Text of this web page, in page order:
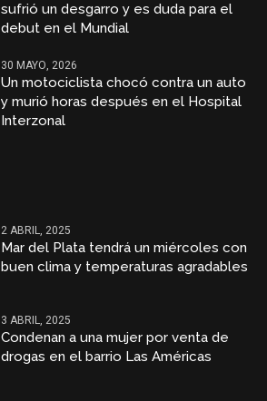
sufrió un desgarro y es duda para el
debut en el Mundial
30 MAYO, 2026
Un motociclista chocó contra un auto
y murió horas después en el Hospital
Interzonal
2 ABRIL, 2025
Mar del Plata tendrá un miércoles con
buen clima y temperaturas agradables
3 ABRIL, 2025
Condenan a una mujer por venta de
drogas en el barrio Las Américas